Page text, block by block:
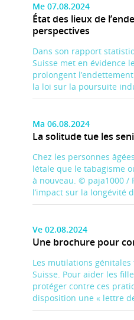
Me 07.08.2024
État des lieux de
perspectives
Dans son rapport
Suisse met en évidence
prolongent
la loi sur la poursuite
Ma 06.08.2024
La solitude tue les
Chez les personnes
létale que le tabagisme
à nouveau. © paja1000 /
l’impact sur la longévité
Ve 02.08.2024
Une brochure pour
Les mutilations
Suisse. Pour aider les
protéger contre ces
disposition une « lettre